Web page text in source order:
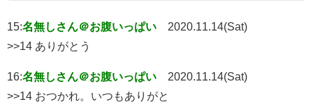
15:名無しさん＠お腹いっぱい
2020.11.14(Sat)
>>14 ありがとう
16:名無しさん＠お腹いっぱい
2020.11.14(Sat)
>>14 おつかれ。いつもありがと